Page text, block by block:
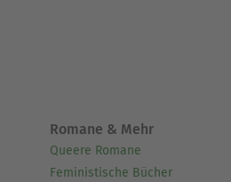
Romane & Mehr
Queere Romane
Feministische Bücher